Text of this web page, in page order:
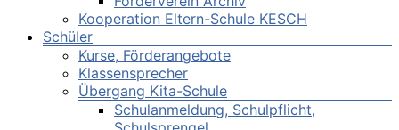
Kooperation Eltern-Schule KESCH
Schüler
Kurse, Förderangebote
Klassensprecher
Übergang Kita-Schule
Schulanmeldung, Schulpflicht,